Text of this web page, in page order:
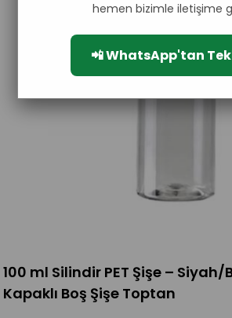
100 ml Silindir PET Şişe – Siyah/
Kapaklı Boş Şişe Toptan
hemen bizimle iletişime
📲 WhatsApp'tan